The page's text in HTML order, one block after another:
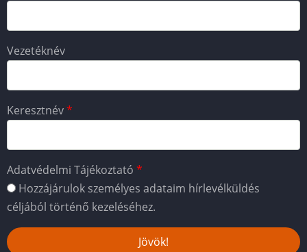
Vezetéknév
Keresztnév
Adatvédelmi Tájékoztató
Hozzájárulok személyes adataim hírlevélküldés
céljából történő kezeléséhez.